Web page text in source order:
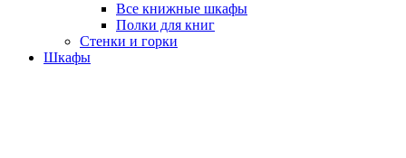
Все книжные шкафы
Полки для книг
Стенки и горки
Шкафы